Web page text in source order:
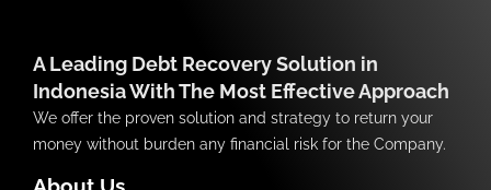
A Leading Debt Recovery Solution in
Indonesia With The Most Effective Approach
We offer the proven solution and strategy to return your
money without burden any financial risk for the Company.